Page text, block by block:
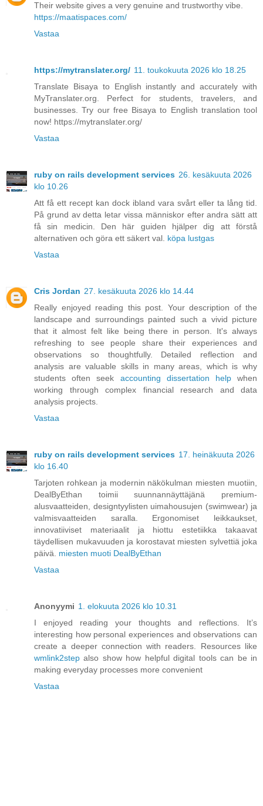
Their website gives a very genuine and trustworthy vibe.
https://maatispaces.com/
Vastaa
https://mytranslater.org/ 11. toukokuuta 2026 klo 18.25
Translate Bisaya to English instantly and accurately with
MyTranslater.org. Perfect for students, travelers, and
businesses. Try our free Bisaya to English translation tool
now! https://mytranslater.org/
Vastaa
ruby on rails development services 26. kesäkuuta 2026
klo 10.26
Att få ett recept kan dock ibland vara svårt eller ta lång tid.
På grund av detta letar vissa människor efter andra sätt att
få sin medicin. Den här guiden hjälper dig att förstå
alternativen och göra ett säkert val. köpa lustgas
Vastaa
Cris Jordan 27. kesäkuuta 2026 klo 14.44
Really enjoyed reading this post. Your description of the
landscape and surroundings painted such a vivid picture
that it almost felt like being there in person. It's always
refreshing to see people share their experiences and
observations so thoughtfully. Detailed reflection and
analysis are valuable skills in many areas, which is why
students often seek accounting dissertation helpwhen
working through complex financial research and data
analysis projects.
Vastaa
ruby on rails development services 17. heinäkuuta 2026
klo 16.40
Tarjoten rohkean ja modernin näkökulman miesten muotiin,
DealByEthan toimii suunnannäyttäjänä premium-
alusvaatteiden, designtyylisten uimahousujen (swimwear) ja
valmisvaatteiden saralla. Ergonomiset leikkaukset,
innovatiiviset materiaalit ja hiottu estetiikka takaavat
täydellisen mukavuuden ja korostavat miesten sylvettiä joka
päivä. miesten muoti DealByEthan
Vastaa
Anonyymi 1. elokuuta 2026 klo 10.31
I enjoyed reading your thoughts and reflections. It’s
interesting how personal experiences and observations can
create a deeper connection with readers. Resources like
wmlink2step also show how helpful digital tools can be in
making everyday processes more convenient
Vastaa